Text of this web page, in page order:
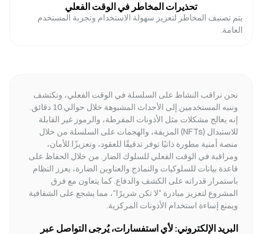
تحذيرات المخاطر في الوقت الفعلي
يتم تصنيف المخاطر لتعزيز سهولة الاستخدام وتجربة المستخدم
العامة.
نحن نراقب النشاط على السلسلة في الوقت الفعلي، ونكتشف
وننبه المستخدمين إلى الأحداث المشبوهة خلال حوالي 10 دقائق.
إنه يعالج مشكلات مثل الأذونات المفرطة، والرموز غير القابلة
للاستبدال (NFTs) المزيفة، والهجمات على السلسلة من خلال
منصة أمنية مطورة ذاتيًا توفر تدقيقًا للعقود، وتعزيزًا للأمان،
ومراقبة في الوقت الفعلي للسلوك الضار. من خلال الحفاظ على
قاعدة بيانات للسلوكيات والنماذج والعناوين الضارة، يعزز النظام
باستمرار قدراته على الكشف والدفاع. كما يتعاون مع فرق
المشروع لتعزيز مبادرة "لا تكن شريرًا"، مما يشجع على الشفافية
ويمنع إساءة استخدام الأذونات المركزية.
البريد الإلكتروني: لأي استفسارات، يُرجى التواصل عبر